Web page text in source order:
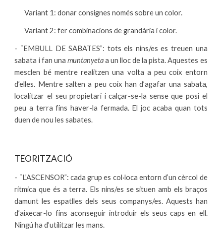
Variant 1: donar consignes només sobre un color.
Variant 2: fer combinacions de grandària i color.
- “EMBULL DE SABATES”: tots els nins/es es treuen una
sabata i fan una muntanyetaa un lloc de la pista. Aquestes es
mesclen bé mentre realitzen una volta a peu coix entorn
d’elles. Mentre salten a peu coix han d’agafar una sabata,
localitzar el seu propietari i calçar-se-la sense que posi el
peu a terra fins haver-la fermada. El joc acaba quan tots
duen de nou les sabates.
TEORITZACIÓ
- “L’ASCENSOR”: cada grup es col·loca entorn d’un cèrcol de
rítmica que és a terra. Els nins/es se situen amb els braços
damunt les espatlles dels seus companys/es. Aquests han
d’aixecar-lo fins aconseguir introduir els seus caps en ell.
Ningú ha d’utilitzar les mans.